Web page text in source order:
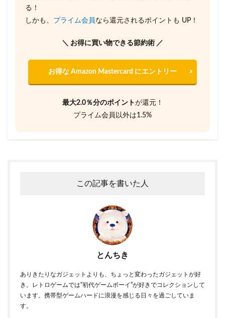
る！
しかも、 プライム会員 なら還元されるポイントも UP！
＼ お得に買い物できる節約術 ／
お得な Amazon Mastercard にエントリー
最大2.0％分のポイントが還元！
プライム会員以外は1.5%
この記事を書いた人
とんちき
ありきたりなガジェットよりも、ちょっと変わったガジェットが好
き。レトロゲームでは“初代ゲームボーイ”が好きでコレクションして
います。携帯型ゲームハードに浪漫を感じる日々を過ごしていま
す。